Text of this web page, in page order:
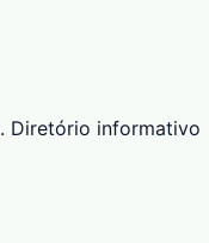
. Diretório informativo